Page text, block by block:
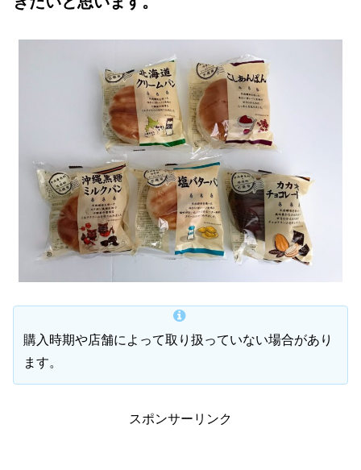
購入時期や店舗によって取り扱っていない場合があり
ます。
スポンサーリンク